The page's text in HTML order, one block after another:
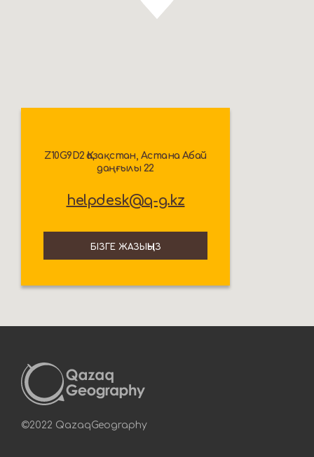
Z10G9D2 Қазақстан, Астана Абай
даңғылы 22
helpdesk@q-g.kz
БІЗГЕ ЖАЗЫҢЫЗ
©2022 QazaqGeography